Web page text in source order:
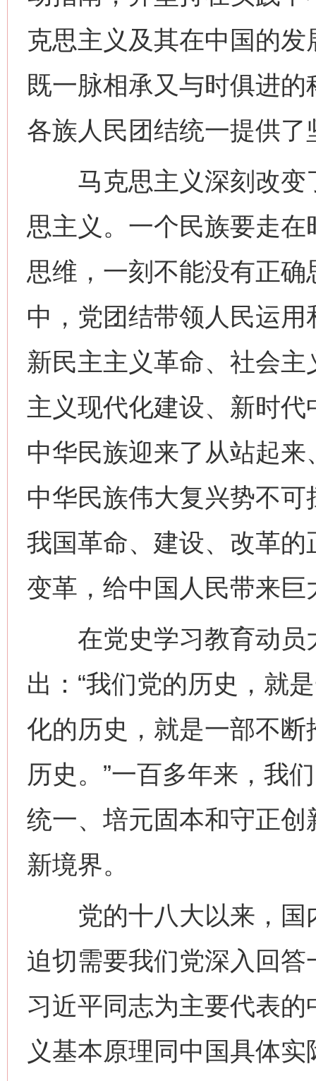
克思主义及其在中国的
既一脉相承又与时俱进
各族人民团结统一提供了
马克思主义深刻改变
思主义。一个民族要走
思维，一刻不能没有正
中，党团结带领人民运
新民主主义革命、社会
主义现代化建设、新时
中华民族迎来了从站起
中华民族伟大复兴势不
我国革命、建设、改革
变革，给中国人民带来巨
在党史学习教育动员
出：“我们党的历史，就
化的历史，就是一部不
历史。”一百多年来，我
统一、培元固本和守正
新境界。
党的十八大以来，国
迫切需要我们党深入回
习近平同志为主要代表
义基本原理同中国具体